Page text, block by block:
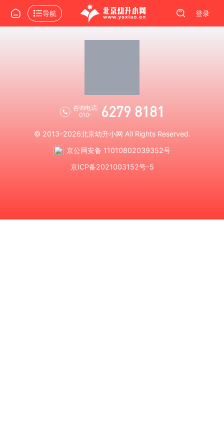
导航 登录
咨询电话:
010-
6279 8181
© 2013-2026北京幼升小网 All Rights Reserved.
京公网安备 11010802039352号
京ICP备2021003152号-5